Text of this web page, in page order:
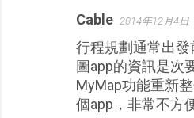
Cable 2014年12月4日
行程規劃通常出
圖app的資訊是次
MyMap功能重新
個app，非常不方